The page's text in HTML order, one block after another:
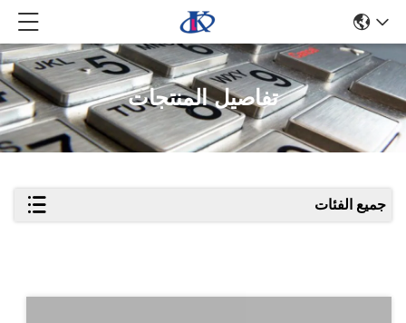
تفاصيل المنتجات
جميع الفئات